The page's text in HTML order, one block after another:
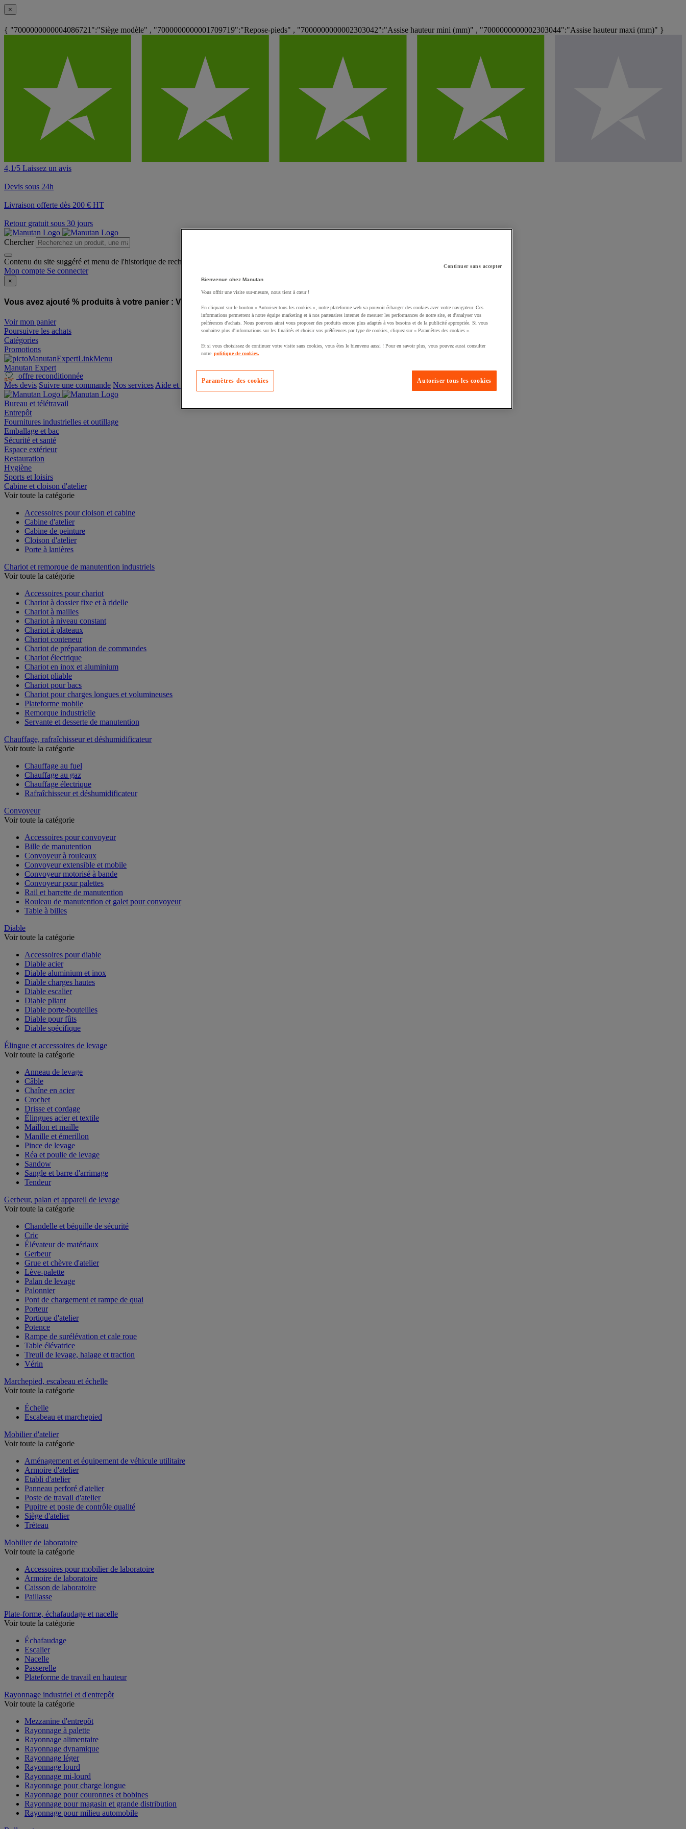
×
{ "7000000000004086721":"Siège modèle" , "7000000000001709719":"Repose-pieds" , "7000000000002303042":"Assise hauteur mini (mm)" , "7000000000002303044":"Assise hauteur maxi (mm)" }
4,1/5 Laissez un avis
Devis sous 24h
Livraison offerte dès 200 € HT
Retour gratuit sous 30 jours
Chercher
Contenu du site suggéré et menu de l'historique de recherche
Mon compte Se connecter
×
Vous avez ajouté % produits à votre panier : Vous avez ajouté un produit à votre panier :
Voir mon panier
Poursuivre les achats
Catégories
Promotions
Manutan Expert
offre reconditionnée
Mes devis Suivre une commande Nos services Aide et contact
Bureau et télétravail
Entrepôt
Fournitures industrielles et outillage
Emballage et bac
Sécurité et santé
Espace extérieur
Restauration
Hygiène
Sports et loisirs
Cabine et cloison d'atelier
Voir toute la catégorie
Accessoires pour cloison et cabine
Cabine d'atelier
Cabine de peinture
Cloison d'atelier
Porte à lanières
Chariot et remorque de manutention industriels
Voir toute la catégorie
Accessoires pour chariot
Chariot à dossier fixe et à ridelle
Chariot à mailles
Chariot à niveau constant
Chariot à plateaux
Chariot conteneur
Chariot de préparation de commandes
Chariot électrique
Chariot en inox et aluminium
Chariot pliable
Chariot pour bacs
Chariot pour charges longues et volumineuses
Plateforme mobile
Remorque industrielle
Servante et desserte de manutention
Chauffage, rafraîchisseur et déshumidificateur
Voir toute la catégorie
Chauffage au fuel
Chauffage au gaz
Chauffage électrique
Rafraîchisseur et déshumidificateur
Convoyeur
Voir toute la catégorie
Accessoires pour convoyeur
Bille de manutention
Convoyeur à rouleaux
Convoyeur extensible et mobile
Convoyeur motorisé à bande
Convoyeur pour palettes
Rail et barrette de manutention
Rouleau de manutention et galet pour convoyeur
Table à billes
Diable
Voir toute la catégorie
Accessoires pour diable
Diable acier
Diable aluminium et inox
Diable charges hautes
Diable escalier
Diable pliant
Diable porte-bouteilles
Diable pour fûts
Diable spécifique
Élingue et accessoires de levage
Voir toute la catégorie
Anneau de levage
Câble
Chaîne en acier
Crochet
Drisse et cordage
Élingues acier et textile
Maillon et maille
Manille et émerillon
Pince de levage
Réa et poulie de levage
Sandow
Sangle et barre d'arrimage
Tendeur
Gerbeur, palan et appareil de levage
Voir toute la catégorie
Chandelle et béquille de sécurité
Cric
Élévateur de matériaux
Gerbeur
Grue et chèvre d'atelier
Lève-palette
Palan de levage
Palonnier
Pont de chargement et rampe de quai
Porteur
Portique d'atelier
Potence
Rampe de surélévation et cale roue
Table élévatrice
Treuil de levage, halage et traction
Vérin
Marchepied, escabeau et échelle
Voir toute la catégorie
Échelle
Escabeau et marchepied
Mobilier d'atelier
Voir toute la catégorie
Aménagement et équipement de véhicule utilitaire
Armoire d'atelier
Etabli d'atelier
Panneau perforé d'atelier
Poste de travail d'atelier
Pupitre et poste de contrôle qualité
Siège d'atelier
Tréteau
Mobilier de laboratoire
Voir toute la catégorie
Accessoires pour mobilier de laboratoire
Armoire de laboratoire
Caisson de laboratoire
Paillasse
Plate-forme, échafaudage et nacelle
Voir toute la catégorie
Échafaudage
Escalier
Nacelle
Passerelle
Plateforme de travail en hauteur
Rayonnage industriel et d'entrepôt
Voir toute la catégorie
Mezzanine d'entrepôt
Rayonnage à palette
Rayonnage alimentaire
Rayonnage dynamique
Rayonnage léger
Rayonnage lourd
Rayonnage mi-lourd
Rayonnage pour charge longue
Rayonnage pour couronnes et bobines
Rayonnage pour magasin et grande distribution
Rayonnage pour milieu automobile
Continuer sans accepter
Bienvenue chez Manutan
Vous offrir une visite sur-mesure, nous tient à cœur !
En cliquant sur le bouton « Autoriser tous les cookies », notre plateforme web va pouvoir échanger des cookies avec votre navigateur. Ces
informations permettent à notre équipe marketing et à nos partenaires internet de mesurer les performances de notre site, et d'analyser vos
préférences d'achats. Nous pouvons ainsi vous proposer des produits encore plus adaptés à vos besoins et de la publicité appropriée. Si vous
souhaitez plus d'informations sur les finalités et choisir vos préférences par type de cookies, cliquez sur « Paramètres des cookies ».
Et si vous choisissez de continuer votre visite sans cookies, vous êtes le bienvenu aussi ! Pour en savoir plus, vous pouvez aussi consulter
notre politique de cookies.
Autoriser tous les cookies
Paramètres des cookies